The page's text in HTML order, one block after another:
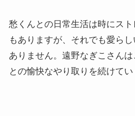
愁くんとの日常生活は時にス
もありますが、それでも愛ら
ありません。遠野なぎこさん
との愉快なやり取りを続けてい